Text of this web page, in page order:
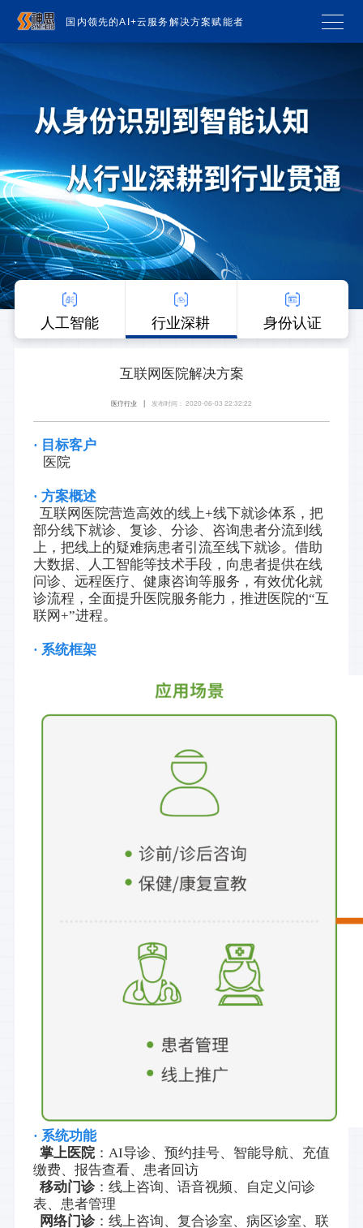
国内领先的AI+云服务解决方案赋能者
人工智能 行业深耕 身份认证
互联网医院解决方案
医疗行业 | 发布时间： 2020-06-03 22:32:22
· 目标客户
医院
· 方案概述
互联网医院营造高效的线上+线下就诊体系，把
部分线下就诊、复诊、分诊、咨询患者分流到线
上，把线上的疑难病患者引流至线下就诊。借助
大数据、人工智能等技术手段，向患者提供在线
问诊、远程医疗、健康咨询等服务，有效优化就
诊流程，全面提升医院服务能力，推进医院的“互
联网+”进程。
· 系统框架
· 系统功能
掌上医院：AI导诊、预约挂号、智能导航、充值
缴费、报告查看、患者回访
移动门诊：线上咨询、语音视频、自定义问诊
表、患者管理
网络门诊：线上咨询、复合诊室、病区诊室、联